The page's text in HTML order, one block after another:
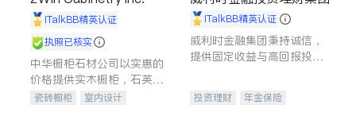
iTalkBB精英认证
执照已核实
中华橱柜石材公司以实惠的
价格提供实木橱柜，石英石
台面，多种优质不锈钢水
瓷砖橱柜
室内设计
iTalkBB精英认证
威利时金融集团秉持诚信，
提供固定收益与高回报投资
合，助力客户实现目标
投资理财
年金保险